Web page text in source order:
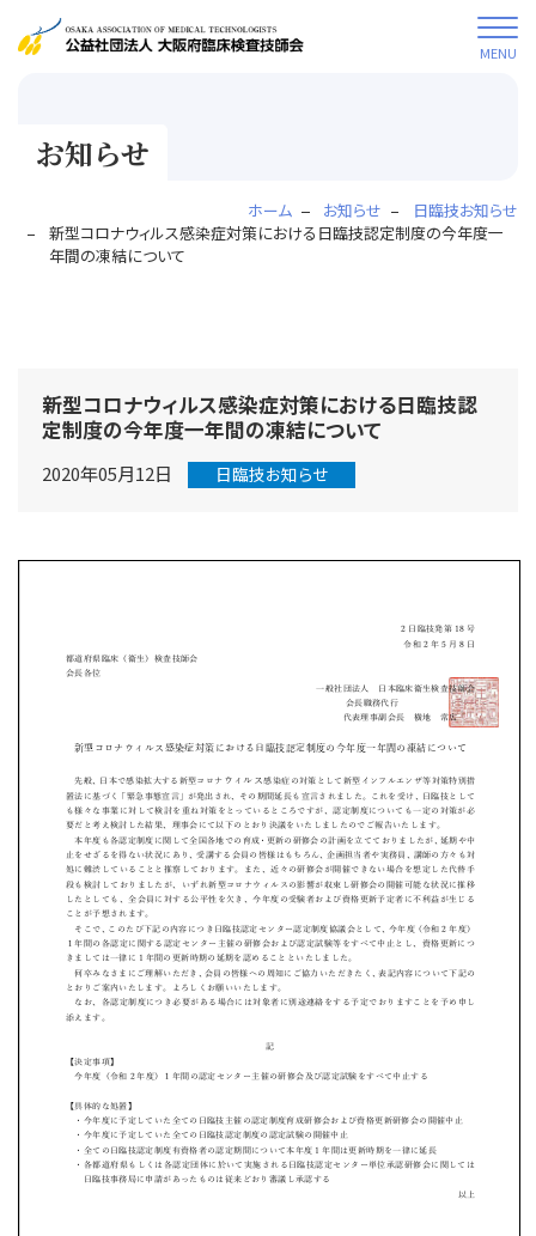
MENU
お知らせ
ホーム お知らせ
日臨技お知らせ
新型コロナウィルス感染症対策における日臨技認定制度の今年度一
年間の凍結について
新型コロナウィルス感染症対策における日臨技認
定制度の今年度一年間の凍結について
2020年05月12日 日臨技お知らせ